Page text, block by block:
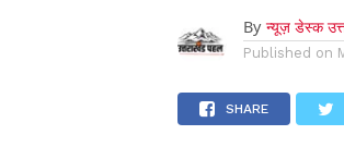
By न्यूज़ डेस्क
Published on
SHARE